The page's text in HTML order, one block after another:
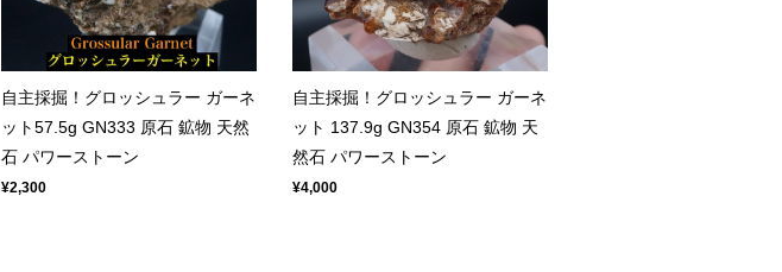
自主採掘！グロッシュラー ガーネ
ット57.5g GN333 原石 鉱物 天然
石 パワーストーン
¥2,300
自主採掘！グロッシュラー ガーネ
ット 137.9g GN354 原石 鉱物 天
然石 パワーストーン
¥4,000